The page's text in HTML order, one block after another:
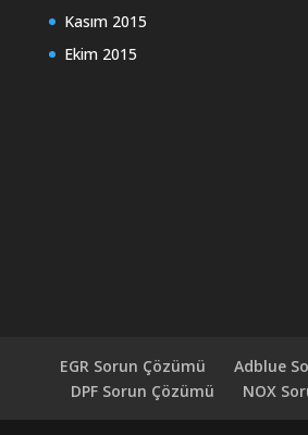
Kasım 2015
Ekim 2015
EGR Sorun Çözümü
Adblue
DPF Sorun Çözümü
NOX